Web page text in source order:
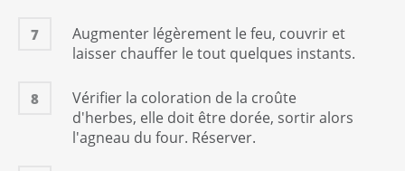
7
Augmenter légèrement le feu, couvrir et
laisser chauffer le tout quelques instants.
8
Vérifier la coloration de la croûte
d'herbes, elle doit être dorée, sortir alors
l'agneau du four. Réserver.